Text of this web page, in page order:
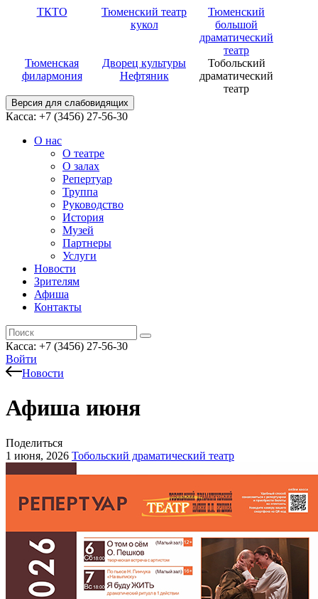
ТКТО
Тюменский театр
кукол
Тюменский
большой
драматический
театр
Тюменская
филармония
Дворец культуры
Нефтяник
Тобольский
драматический
театр
Версия для слабовидящих
Касса: +7 (3456) 27-56-30
О нас
О театре
О залах
Репертуар
Труппа
Руководство
История
Музей
Партнеры
Услуги
Новости
Зрителям
Афиша
Контакты
Касса: +7 (3456) 27-56-30
Войти
Новости
Афиша июня
Поделиться
1 июня, 2026 Тобольский драматический театр